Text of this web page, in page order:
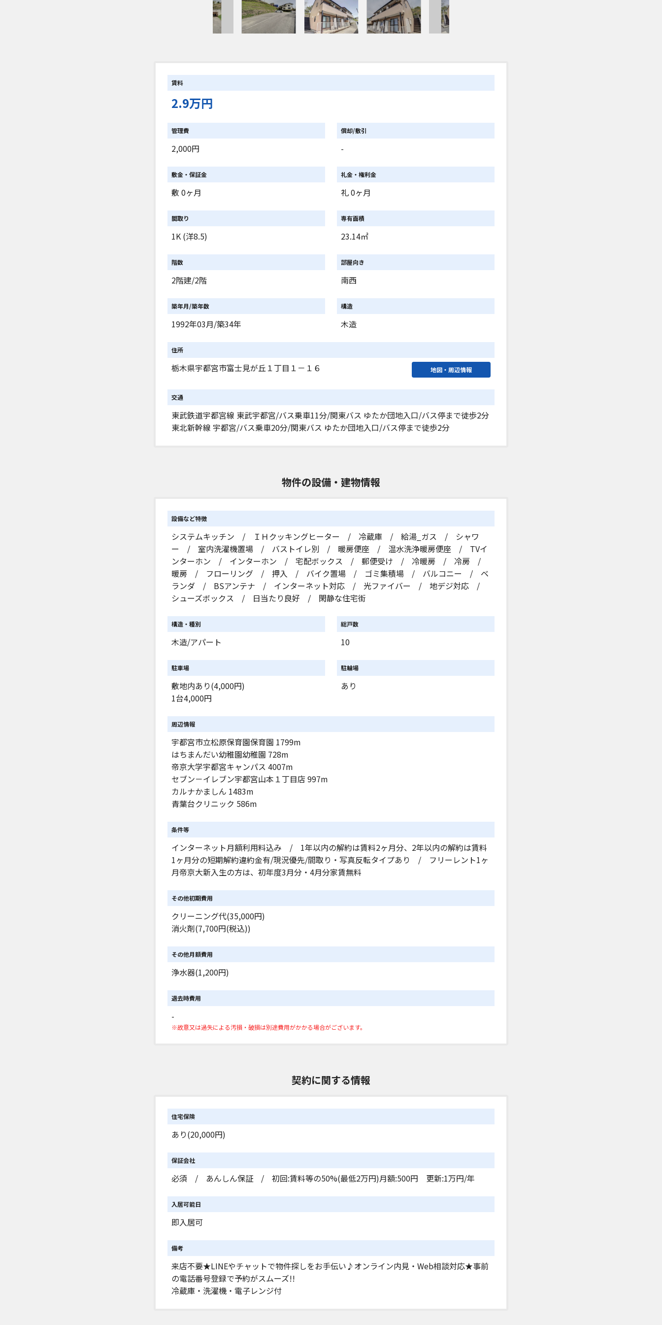
賃料
2.9万円
管理費
2,000円
償却/敷引
-
敷金・保証金
敷 0ヶ月
礼金・権利金
礼 0ヶ月
間取り
1K (洋8.5)
専有面積
23.14㎡
階数
2階建/2階
部屋向き
南西
築年月/築年数
1992年03月/築34年
構造
木造
住所
栃木県宇都宮市富士見が丘１丁目１－１６ 地図・周辺情報
交通
東武鉄道宇都宮線 東武宇都宮/バス乗車11分/関東バス ゆたか団地入口/バス停まで徒歩2分
東北新幹線 宇都宮/バス乗車20分/関東バス ゆたか団地入口/バス停まで徒歩2分
物件の設備・建物情報
設備など特徴
システムキッチン / ＩＨクッキングヒーター / 冷蔵庫 / 給湯_ガス / シャワ
ー / 室内洗濯機置場 / バストイレ別 / 暖房便座 / 温水洗浄暖房便座 / TVイ
ンターホン / インターホン / 宅配ボックス / 郵便受け / 冷暖房 / 冷房 /
暖房 / フローリング / 押入 / バイク置場 / ゴミ集積場 / バルコニー / ベ
ランダ / BSアンテナ / インターネット対応 / 光ファイバー / 地デジ対応 /
シューズボックス / 日当たり良好 / 閑静な住宅街
構造・種別
木造/アパート
総戸数
10
駐車場
敷地内あり(4,000円)
1台4,000円
駐輪場
あり
周辺情報
宇都宮市立松原保育園保育園 1799m
はちまんだい幼稚園幼稚園 728m
帝京大学宇都宮キャンパス 4007m
セブン－イレブン宇都宮山本１丁目店 997m
カルナかましん 1483m
青葉台クリニック 586m
条件等
インターネット月額利用料込み / 1年以内の解約は賃料2ヶ月分、2年以内の解約は賃料
1ヶ月分の短期解約違約金有/現況優先/間取り・写真反転タイプあり / フリーレント1ヶ
月帝京大新入生の方は、初年度3月分・4月分家賃無料
その他初期費用
クリーニング代(35,000円)
消火剤(7,700円(税込))
その他月額費用
浄水器(1,200円)
退去時費用
-
※故意又は過失による汚損・破損は別途費用がかかる場合がございます。
契約に関する情報
住宅保険
あり(20,000円)
保証会社
必須 / あんしん保証 / 初回:賃料等の50%(最低2万円)月額:500円 更新:1万円/年
入居可能日
即入居可
備考
来店不要★LINEやチャットで物件探しをお手伝い♪オンライン内見・Web相談対応★事前
の電話番号登録で予約がスムーズ!!
冷蔵庫・洗濯機・電子レンジ付